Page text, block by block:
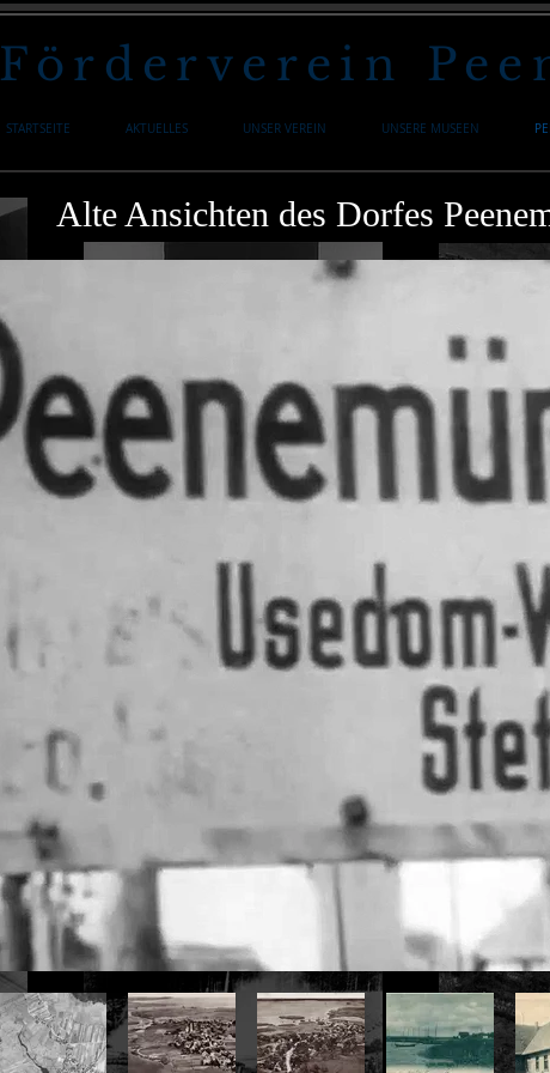
Förderverein
STARTSEITE AKTUELLES UNSER VEREIN UNSERE MUSEEN
Alte Ansichten des Dorfes